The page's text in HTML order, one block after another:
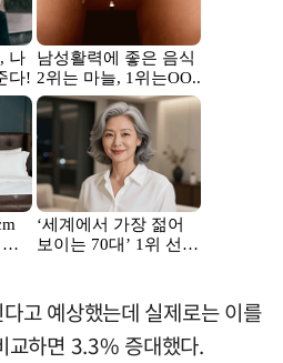
고 예상했는데 실제로는 이를
교하면 3.3% 증대했다.